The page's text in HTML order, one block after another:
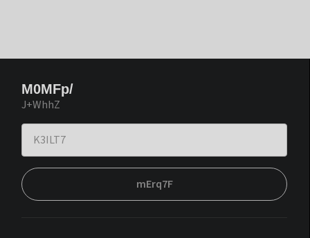
M0MFp/
J+WhhZ
mErq7F